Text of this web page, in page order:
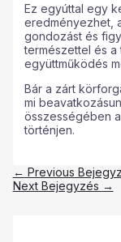
Ez egyúttal egy
eredményezhet,
gondozást és
természettel és
együttműködés
Bár a zárt
mi
összességében
történjen.
← Previous
Next Bejegyzés →